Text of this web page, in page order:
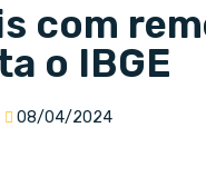
com
o IBGE
08/04/2024